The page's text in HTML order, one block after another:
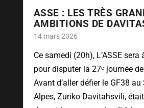
ASSE : LES TRÈS
AMBITIONS DE
14 mars 2026
Ce samedi (20h), L’ASSE sera
pour disputer la 27ᵉ journée
Avant d’aller défier le GF38 au
Alpes, Zuriko Davitahsvili,